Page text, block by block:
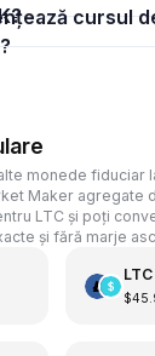
monede fiduciar
Maker agregate
LTC și poți
și fără marje
LTC